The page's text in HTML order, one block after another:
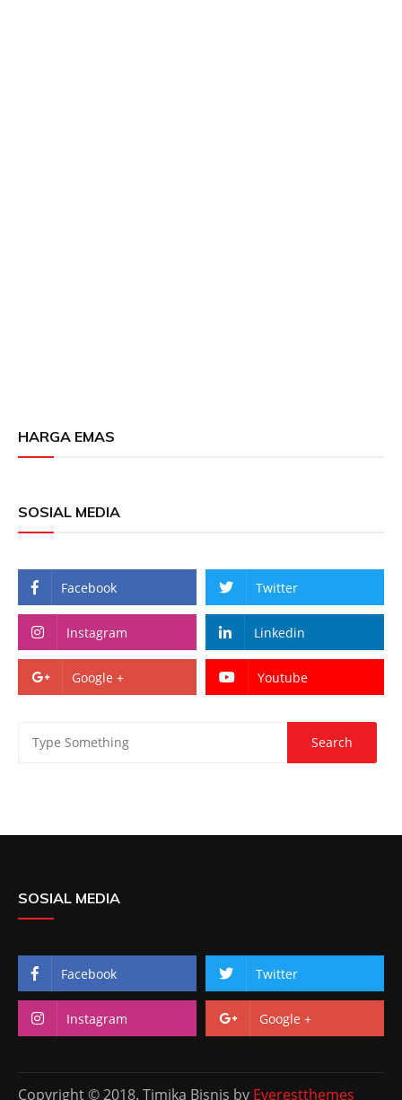
HARGA EMAS
SOSIAL MEDIA
Facebook Twitter
Instagram Linkedin
Google + Youtube
SOSIAL MEDIA
Facebook Twitter
Instagram Google +
Copyright © 2018. Timika Bisnis by Everestthemes